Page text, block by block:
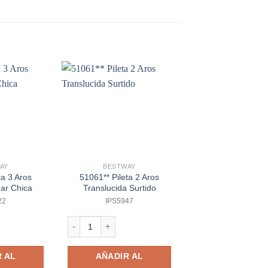
3 Aros
Chica
AL
BESTWAY
51061** Pileta 2 Aros
Translucida Surtido
IPS5947
AÑADIR AL